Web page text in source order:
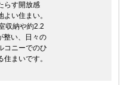
らす開放感
い住まい。
収納や約2.2
整い、日々の
コニーでのひ
まいです。